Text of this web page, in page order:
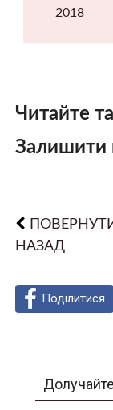
2018
Читайте
Залишити
НАЗАД
Поділитися